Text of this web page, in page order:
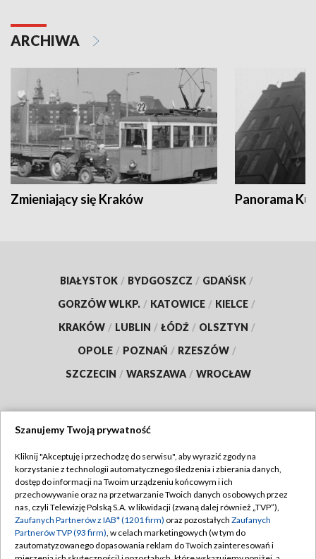
ARCHIWA
Zmieniający się Kraków Panorama
BIAŁYSTOK / BYDGOSZCZ / GDAŃSK /
GORZÓW WLKP. / KATOWICE / KIELCE /
KRAKÓW / LUBLIN / ŁÓDŹ / OLSZTYN /
OPOLE / POZNAŃ / RZESZÓW /
SZCZECIN / WARSZAWA / WROCŁAW
TVP
Abonament TVP
Emisja w TVP
Centrum informacji TVP
Regulamin TVP
Polityka prywatności
Moje zgody
Szanujemy Twoją prywatność
Kliknij "Akceptuję i przechodzę do serwisu", aby wyrazić zgody na
korzystanie z technologii automatycznego śledzenia i zbierania danych,
dostęp do informacji na Twoim urządzeniu końcowym i ich
przechowywanie oraz na przetwarzanie Twoich danych osobowych przez
nas, czyli Telewizję Polską S.A. w likwidacji (zwaną dalej również „TVP”),
Zaufanych Partnerów z IAB* (1201 firm) oraz pozostałych Zaufanych
Partnerów TVP (93 firm), w celach marketingowych (w tym do
zautomatyzowanego dopasowania reklam do Twoich zainteresowań i